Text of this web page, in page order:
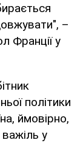
–
Франції у
політики
ймовірно,
у